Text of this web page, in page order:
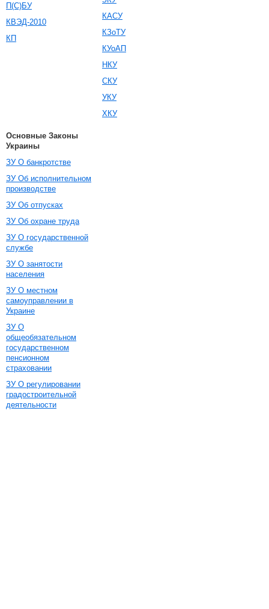
П(С)БУ
КВЭД-2010
КП
КАСУ
КЗоТУ
КУоАП
НКУ
СКУ
УКУ
ХКУ
Основные Законы
Украины
ЗУ О банкротстве
ЗУ Об исполнительном
производстве
ЗУ Об отпусках
ЗУ Об охране труда
ЗУ О государственной
службе
ЗУ О занятости
населения
ЗУ О местном
самоуправлении в
Украине
ЗУ О
общеобязательном
государственном
пенсионном
страховании
ЗУ О регулировании
градостроительной
деятельности